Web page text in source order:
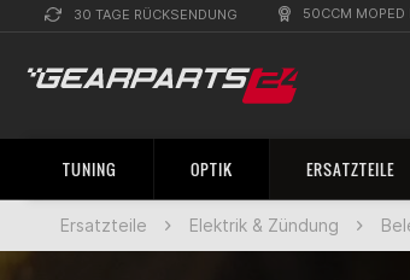
30 TAGE RÜCKSENDUNG 50CCM MOPED
TUNING OPTIK ERSATZTEILE
Ersatzteile Elektrik & Zündung